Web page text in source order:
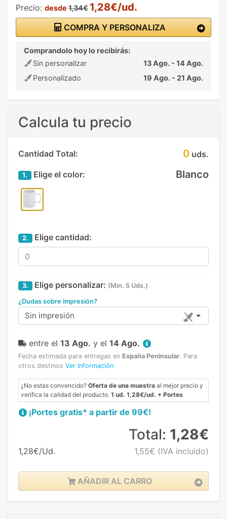
Precio: desde 1,34€ 1,28€/ud.
COMPRA Y PERSONALIZA
Comprandolo hoy lo recibirás:
Sin personalizar
13 Ago. - 14 Ago.
Personalizado
19 Ago. - 21 Ago.
Calcula tu precio
Cantidad Total: 0 uds.
1. Elige el color: Blanco
2. Elige cantidad:
3. Elige personalizar: (Min. 5 Uds.)
¿Dudas sobre impresión?
Sin impresión
entre el 13 Ago. y el 14 Ago.
Fecha estimada para entregas en España Peninsular. Para
otros destinos Ver Información
¿No estas convencido? Oferta de una muestra al mejor precio y
verifica la calidad del producto. 1 ud. 1,28€/ud. + Portes
¡Portes gratis* a partir de 99€!
1,28€/Ud.
Total: 1,28€
1,55€ (IVA incluido)
AÑADIR AL CARRO